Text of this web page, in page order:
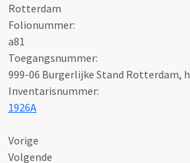
Rotterdam
Folionummer:
a81
Toegangsnummer:
999-06 Burgerlijke Stand Rotterdam,
Inventarisnummer:
1926A
Vorige
Volgende